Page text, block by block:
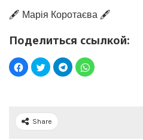
🖋️ Марія Коротаєва 🖋️
Поделиться ссылкой:
Share